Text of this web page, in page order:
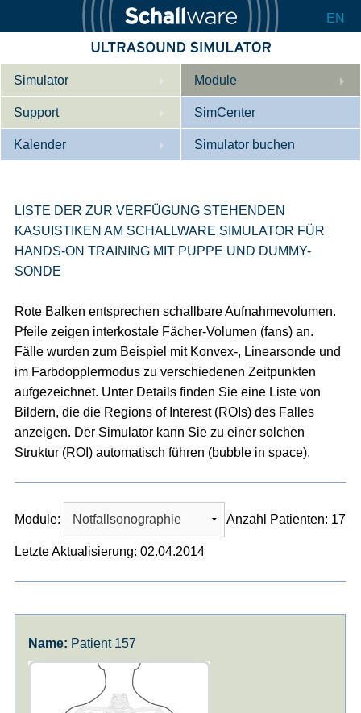
EN
Simulator
Beschreibung
Innere Medizin
Geburtshilfe / Gyn
Konfigurieren
Module
Support
Wer wir sind
Downloads
SimCenter
Kalender
Referenzen
Simulator buchen
LISTE DER ZUR VERFÜGUNG STEHENDEN
KASUISTIKEN AM SCHALLWARE SIMULATOR FÜR
HANDS-ON TRAINING MIT PUPPE UND DUMMY-
SONDE
Rote Balken entsprechen schallbare Aufnahmevolumen.
Pfeile zeigen interkostale Fächer-Volumen (fans) an.
Fälle wurden zum Beispiel mit Konvex-, Linearsonde und
im Farbdopplermodus zu verschiedenen Zeitpunkten
aufgezeichnet. Unter Details finden Sie eine Liste von
Bildern, die die Regions of Interest (ROIs) des Falles
anzeigen. Der Simulator kann Sie zu einer solchen
Struktur (ROI) automatisch führen (bubble in space).
Module: Anzahl Patienten: 17
Letzte Aktualisierung: 02.04.2014
Patient 157